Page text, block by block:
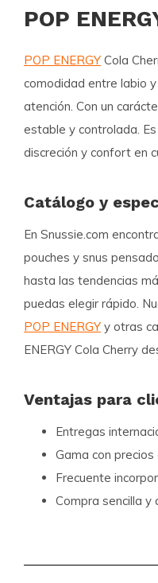
POP
POP ENERGY Cola
comodidad entre labio
atención. Con un
estable y controlada.
discreción y confort en
Catálogo y
En Snussie.com
pouches y snus
hasta las tendencias
puedas elegir rápido.
POP ENERGY y otras
ENERGY Cola Cherry
Ventajas para
Entregas
Gama con
Frecuente
Compra sencilla y
Snussie.com se centra